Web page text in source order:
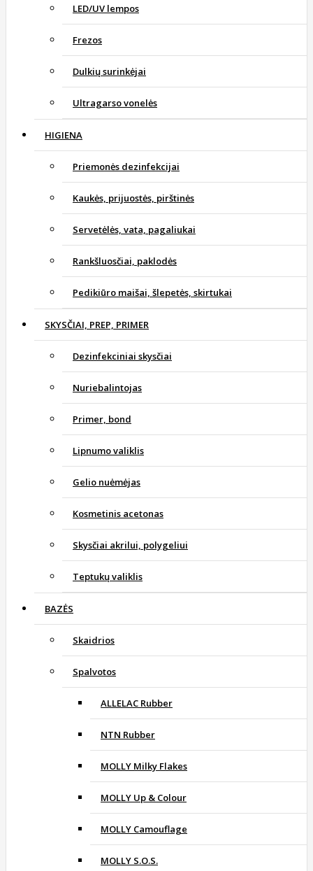
LED/UV lempos
Frezos
Dulkių surinkėjai
Ultragarso vonelės
HIGIENA
Priemonės dezinfekcijai
Kaukės, prijuostės, pirštinės
Servetėlės, vata, pagaliukai
Rankšluosčiai, paklodės
Pedikiūro maišai, šlepetės, skirtukai
SKYSČIAI, PREP, PRIMER
Dezinfekciniai skysčiai
Nuriebalintojas
Primer, bond
Lipnumo valiklis
Gelio nuėmėjas
Kosmetinis acetonas
Skysčiai akrilui, polygeliui
Teptukų valiklis
BAZĖS
Skaidrios
Spalvotos
ALLELAC Rubber
NTN Rubber
MOLLY Milky Flakes
MOLLY Up & Colour
MOLLY Camouflage
MOLLY S.O.S.